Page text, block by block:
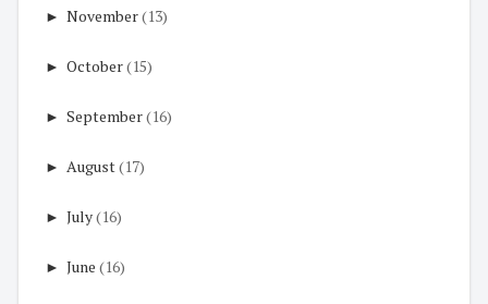
► November(13)
► October(15)
► September(16)
► August(17)
► July(16)
► June (16)